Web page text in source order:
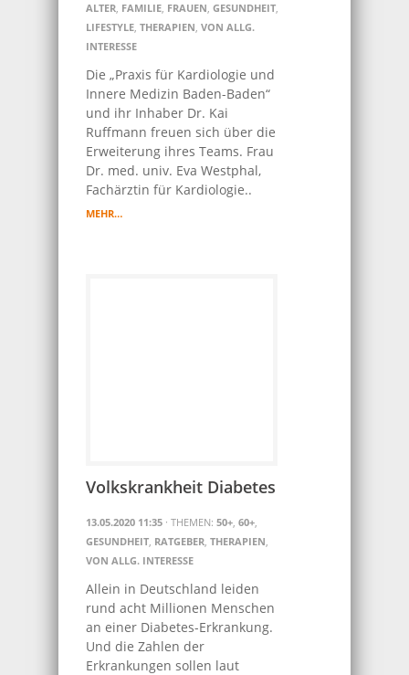
ALTER, FAMILIE, FRAUEN, GESUNDHEIT,
LIFESTYLE, THERAPIEN, VON ALLG.
INTERESSE
Die „Praxis für Kardiologie und
Innere Medizin Baden-Baden“
und ihr Inhaber Dr. Kai
Ruffmann freuen sich über die
Erweiterung ihres Teams. Frau
Dr. med. univ. Eva Westphal,
Fachärztin für Kardiologie..
MEHR…
Volkskrankheit Diabetes
13.05.2020 11:35 · THEMEN: 50+, 60+,
GESUNDHEIT, RATGEBER, THERAPIEN,
VON ALLG. INTERESSE
Allein in Deutschland leiden
rund acht Millionen Menschen
an einer Diabetes-Erkrankung.
Und die Zahlen der
Erkrankungen sollen laut